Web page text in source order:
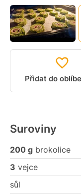
Přidat do
Suroviny
200 g brokolice
3 vejce
sůl